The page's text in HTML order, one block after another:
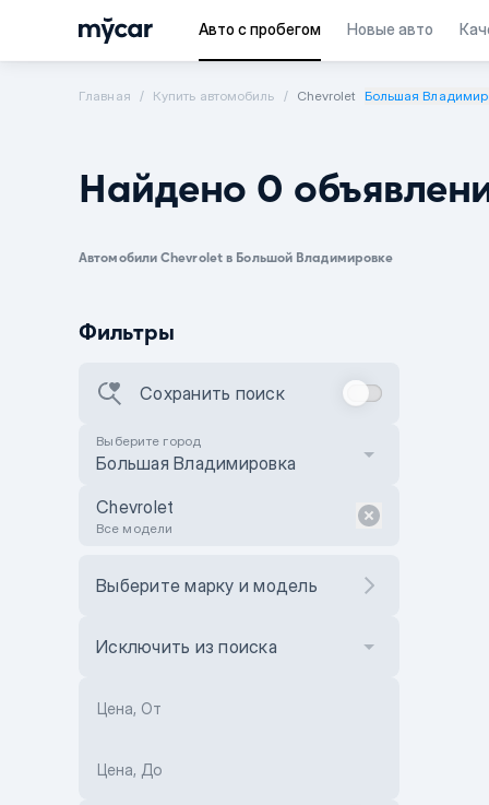
Авто с пробегом Новые авто
Главная Купить автомобиль Chevrolet Большая
Найдено 0
Автомобили Chevrolet в Большой Владимировке
Фильтры
Сохранить поиск
Выберите город
Большая Владимировка
Chevrolet
Все модели
Выберите марку и модель
Исключить из поиска
Цена, От
Цена, До